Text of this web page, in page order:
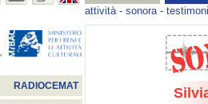
attività- sonora-
RADIOCEMAT